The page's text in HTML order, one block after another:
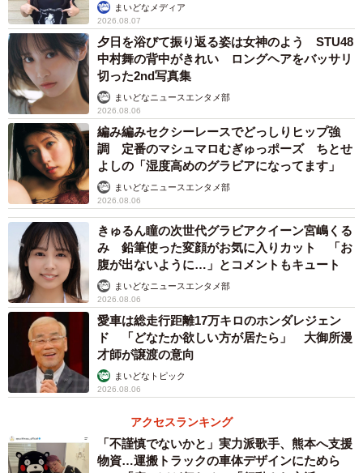
まいどなメディア
2026.08.07
夕日を浴びて振り返る姿は女神のよう STU48
中村舞の背中がきれい ロングヘアをバッサリ
切った2nd写真集
まいどなニュースエンタメ部
2026.08.06
編み編みセクシーレースでどっしりヒップ強
調 定番のマシュマロむぎゅっポーズ ちとせ
よしの「湿度高めのグラビアになってます」
まいどなニュースエンタメ部
2026.08.06
きゅるん瞳の次世代グラビアクイーン宮嶋くる
み 鉛筆使った変顔がお気に入りカット 「お
腹が出ないように…」とコメントもキュート
まいどなニュースエンタメ部
2026.08.06
愛車は総走行距離17万キロのホンダレジェン
ド 「どなたか欲しい方が居たら」 大御所漫
才師が譲渡の意向
まいどなトピック
2026.08.06
アクセスランキング
「不謹慎でないかと」実力派歌手、熊本へ支援
物資…運搬トラックの車体デザインにためら